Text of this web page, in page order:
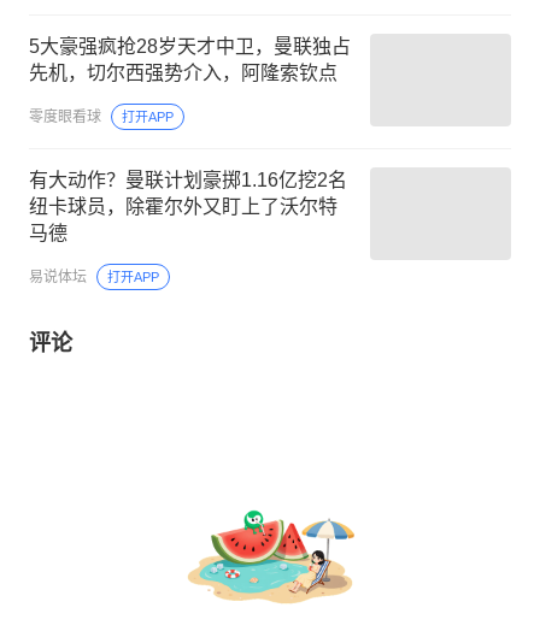
5大豪强疯抢28岁天才中卫，曼联独占
先机，切尔西强势介入，阿隆索钦点
零度眼看球 打开APP
有大动作？曼联计划豪掷1.16亿挖2名
纽卡球员，除霍尔外又盯上了沃尔特
马德
易说体坛 打开APP
评论